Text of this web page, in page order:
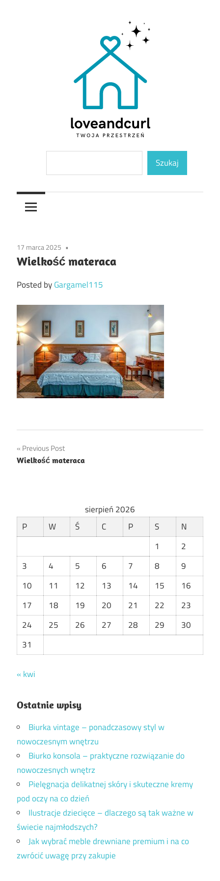
Loveandcurl Szukaj
17 marca 2025
Wielkość materaca
Posted byGargamel115
Nawigacja
wpisu
Previous Post
Wielkość materaca
sierpień 2026
P
W Ś C P S
N
1
2
3
4 5 6 7 8
9
10
11 12 13 14 15
16
17
18 19 20 21 22
23
24
25 26 27 28 29
30
31
« kwi
Ostatnie wpisy
Biurka vintage – ponadczasowy styl w
nowoczesnym wnętrzu
Biurko konsola – praktyczne rozwiązanie do
nowoczesnych wnętrz
Pielęgnacja delikatnej skóry i skuteczne kremy
pod oczy na co dzień
Ilustracje dziecięce – dlaczego są tak ważne w
świecie najmłodszych?
Jak wybrać meble drewniane premium i na co
zwrócić uwagę przy zakupie